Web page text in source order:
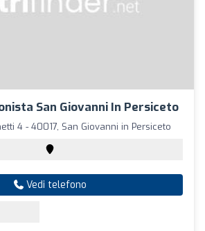
San Giovanni In Persiceto
4 - 40017, San Giovanni in Persiceto
Vedi telefono